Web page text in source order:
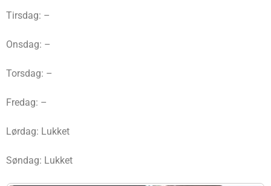
Tirsdag: –
Onsdag: –
Torsdag: –
Fredag: –
Lørdag: Lukket
Søndag: Lukket